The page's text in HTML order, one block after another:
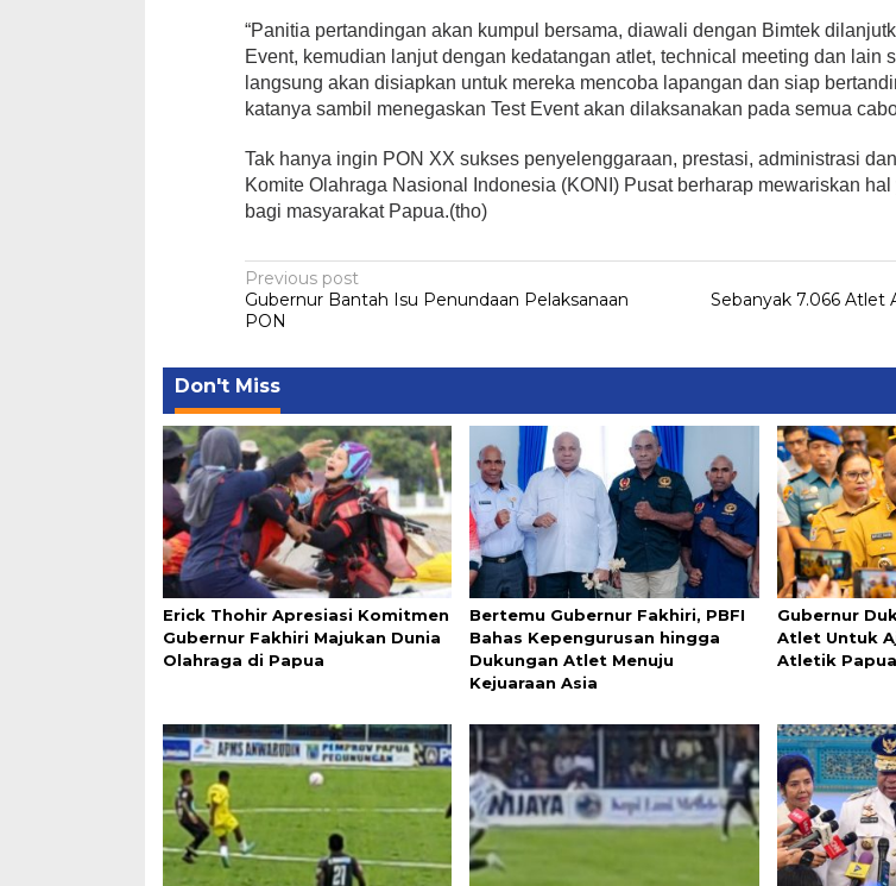
“Panitia pertandingan akan kumpul bersama, diawali dengan Bimtek
Event, kemudian lanjut dengan kedatangan atlet, technical meeting dan lain
langsung akan disiapkan untuk mereka mencoba lapangan dan siap
katanya sambil menegaskan Test Event akan dilaksanakan pada semua
Tak hanya ingin PON XX sukses penyelenggaraan, prestasi, administrasi
Komite Olahraga Nasional Indonesia (KONI) Pusat berharap mewariskan
bagi masyarakat Papua.(tho)
Post
navigation
Previous post
Gubernur Bantah Isu Penundaan Pelaksanaan
PON
Sebanyak 7.066 Atlet
Don't Miss
Erick Thohir Apresiasi Komitmen
Gubernur Fakhiri Majukan Dunia
Olahraga di Papua
Bertemu Gubernur Fakhiri, PBFI
Bahas Kepengurusan hingga
Dukungan Atlet Menuju
Kejuaraan Asia
Gubernur
Atlet Untuk
Atletik Papua